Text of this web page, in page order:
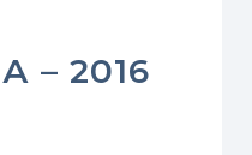
– 2016